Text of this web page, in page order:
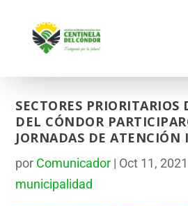
SECTORES
DEL CÓNDOR
JORNADAS DE ATENCIÓN
por Comunicador | Oct 11, 2021
municipalidad